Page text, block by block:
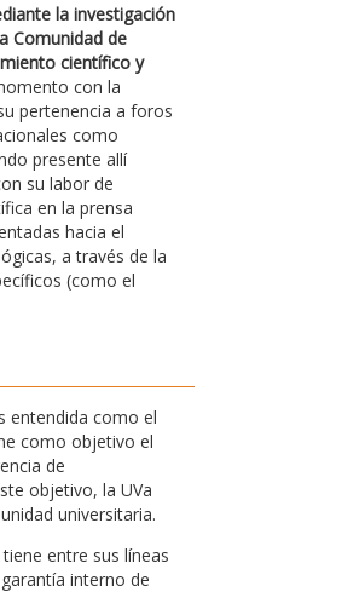
la investigación
Comunidad de
científico y
con la
pertenencia a foros
como
presente allí
su labor de
en la prensa
hacia el
a través de la
(como el
entendida como el
como objetivo el
de
objetivo, la UVa
universitaria.
entre sus líneas
interno de